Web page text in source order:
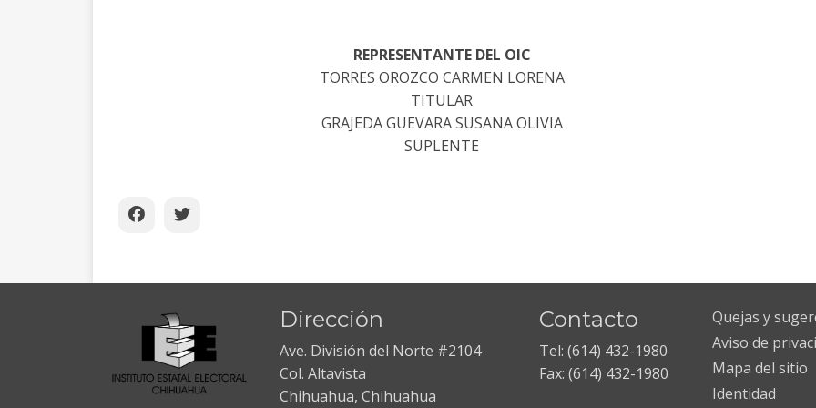
REPRESENTANTE DEL OIC
TORRES OROZCO CARMEN LORENA
TITULAR
GRAJEDA GUEVARA SUSANA OLIVIA
SUPLENTE
Dirección
Ave. División del Norte #2104
Col. Altavista
Chihuahua, Chihuahua
Contacto
Tel: (614) 432-1980
Fax: (614) 432-1980
Quejas y
Aviso de
Mapa del sitio
Identidad